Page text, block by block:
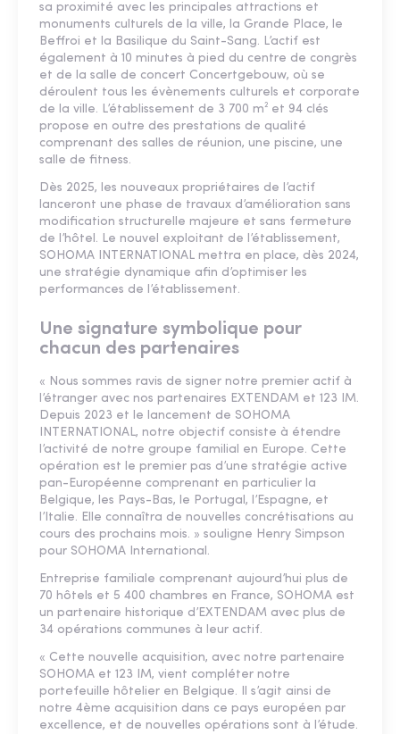
sa proximité avec les principales attractions et
monuments culturels de la ville, la Grande Place, le
Beffroi et la Basilique du Saint-Sang. L’actif est
également à 10 minutes à pied du centre de congrès
et de la salle de concert Concertgebouw, où se
déroulent tous les évènements culturels et corporate
de la ville. L’établissement de 3 700 m² et 94 clés
propose en outre des prestations de qualité
comprenant des salles de réunion, une piscine, une
salle de fitness.
Dès 2025, les nouveaux propriétaires de l’actif
lanceront une phase de travaux d’amélioration sans
modification structurelle majeure et sans fermeture
de l’hôtel. Le nouvel exploitant de l’établissement,
SOHOMA INTERNATIONAL mettra en place, dès 2024,
une stratégie dynamique afin d’optimiser les
performances de l’établissement.
Une signature symbolique pour
chacun des partenaires
« Nous sommes ravis de signer notre premier actif à
l’étranger avec nos partenaires EXTENDAM et 123 IM.
Depuis 2023 et le lancement de SOHOMA
INTERNATIONAL, notre objectif consiste à étendre
l’activité de notre groupe familial en Europe. Cette
opération est le premier pas d’une stratégie active
pan-Européenne comprenant en particulier la
Belgique, les Pays-Bas, le Portugal, l’Espagne, et
l’Italie. Elle connaîtra de nouvelles concrétisations au
cours des prochains mois. » souligne Henry Simpson
pour SOHOMA International.
Entreprise familiale comprenant aujourd’hui plus de
70 hôtels et 5 400 chambres en France, SOHOMA est
un partenaire historique d’EXTENDAM avec plus de
34 opérations communes à leur actif.
« Cette nouvelle acquisition, avec notre partenaire
SOHOMA et 123 IM, vient compléter notre
portefeuille hôtelier en Belgique. Il s’agit ainsi de
notre 4ème acquisition dans ce pays européen par
excellence, et de nouvelles opérations sont à l’étude.